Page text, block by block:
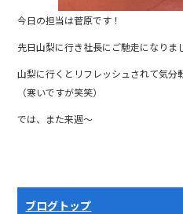
今日の担当は菅原です！
先日山梨に行き社長にご馳走になりま
山梨に行くとリフレッシュされて気分
（寒いですが笑笑）
では、また来週～
ブログトップ